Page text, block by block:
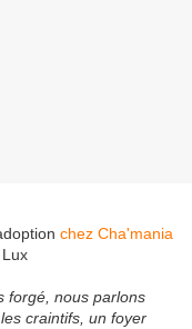
chez Cha'mania
forgé, nous parlons
craintifs, un foyer